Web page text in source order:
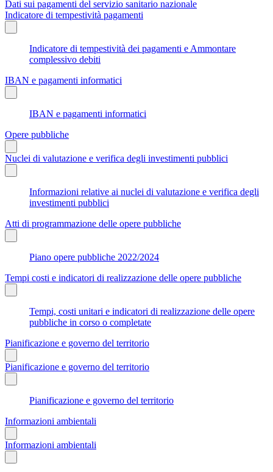
Dati sui pagamenti del servizio sanitario nazionale
Indicatore di tempestività pagamenti
Indicatore di tempestività dei pagamenti e Ammontare
complessivo debiti
IBAN e pagamenti informatici
IBAN e pagamenti informatici
Opere pubbliche
Nuclei di valutazione e verifica degli investimenti pubblici
Informazioni relative ai nuclei di valutazione e verifica degli
investimenti pubblici
Atti di programmazione delle opere pubbliche
Piano opere pubbliche 2022/2024
Tempi costi e indicatori di realizzazione delle opere pubbliche
Tempi, costi unitari e indicatori di realizzazione delle opere
pubbliche in corso o completate
Pianificazione e governo del territorio
Pianificazione e governo del territorio
Pianificazione e governo del territorio
Informazioni ambientali
Informazioni ambientali